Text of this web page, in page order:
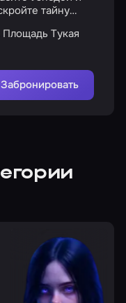
тайну
Площадь Тукая
Забронировать